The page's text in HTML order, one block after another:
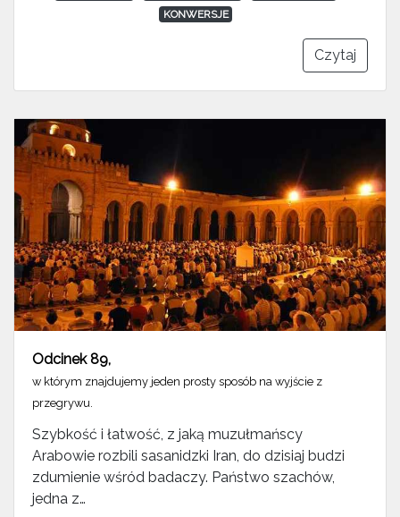
KONWERSJE
Czytaj
Odcinek 89,
w którym znajdujemy jeden prosty sposób na wyjście z
przegrywu.
Szybkość i łatwość, z jaką muzułmańscy
Arabowie rozbili sasanidzki Iran, do dzisiaj budzi
zdumienie wśród badaczy. Państwo szachów,
jedna z…